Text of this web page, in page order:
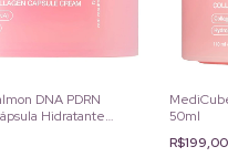
DNA PDRN
Hidratante
50ml
R$199,00